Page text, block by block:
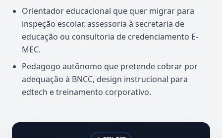
Orientador educacional que quer migrar para
inspeção escolar, assessoria à secretaria de
educação ou consultoria de credenciamento E-
MEC.
Pedagogo autônomo que pretende cobrar por
adequação à BNCC, design instrucional para
edtech e treinamento corporativo.